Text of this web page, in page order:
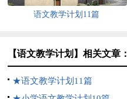
语文教学计划11篇
【语文教学计划】相关文章：
★语文教学计划11篇